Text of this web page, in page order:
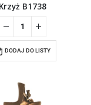
Krzyż B1738
DODAJ DO LISTY